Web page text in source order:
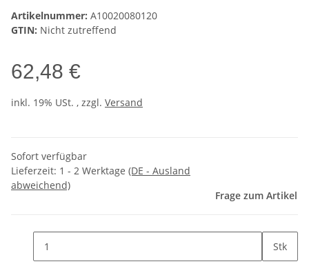
Artikelnummer: A10020080120
GTIN: Nicht zutreffend
62,48 €
inkl. 19% USt. , zzgl. Versand
Sofort verfügbar
Lieferzeit: 1 - 2 Werktage (DE - Ausland
abweichend)
Frage zum Artikel
Stk